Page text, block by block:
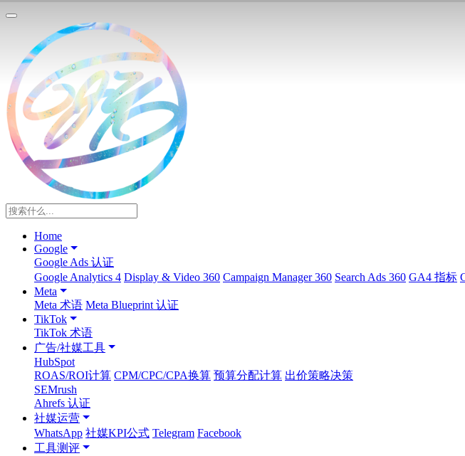
Home
Google
Google Ads 认证
Google Analytics 4 Display & Video 360 Campaign Manager 360 Search Ads 360 GA4 指标
Meta
Meta 术语 Meta Blueprint 认证
TikTok
TikTok 术语
广告/社媒工具
HubSpot
ROAS/ROI计算 CPM/CPC/CPA换算 预算分配计算 出价策略决策
SEMrush
Ahrefs 认证
社媒运营
WhatsApp 社媒KPI公式 Telegram Facebook
工具测评